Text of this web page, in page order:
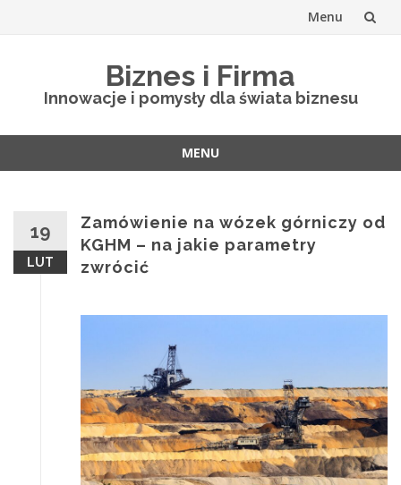
Menu
Biznes i Firma
Innowacje i pomysły dla świata biznesu
MENU
19
LUT
Zamówienie na wózek górniczy od
KGHM – na jakie parametry
zwrócić